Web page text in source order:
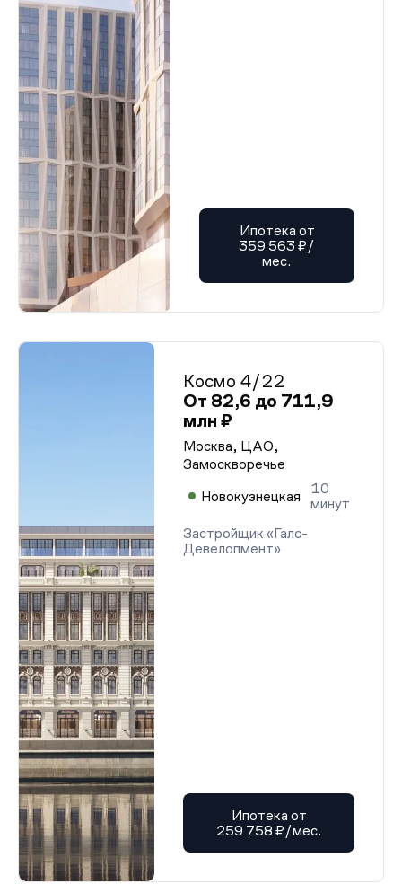
Ипотека от
359 563 ₽/
мес.
Космо 4/22
От 82,6 до 711,9
млн ₽
Москва, ЦАО,
Замоскворечье
Новокузнецкая
10
минут
Застройщик «Галс-
Девелопмент»
Ипотека от
259 758 ₽/мес.